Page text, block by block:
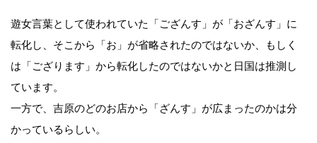
遊女言葉として使われていた「ござんす」が「おざんす」に
転化し、そこから「お」が省略されたのではないか、もしく
は「ござります」から転化したのではないかと日国は推測し
ています。
一方で、吉原のどのお店から「ざんす」が広まったのかは分
かっているらしい。